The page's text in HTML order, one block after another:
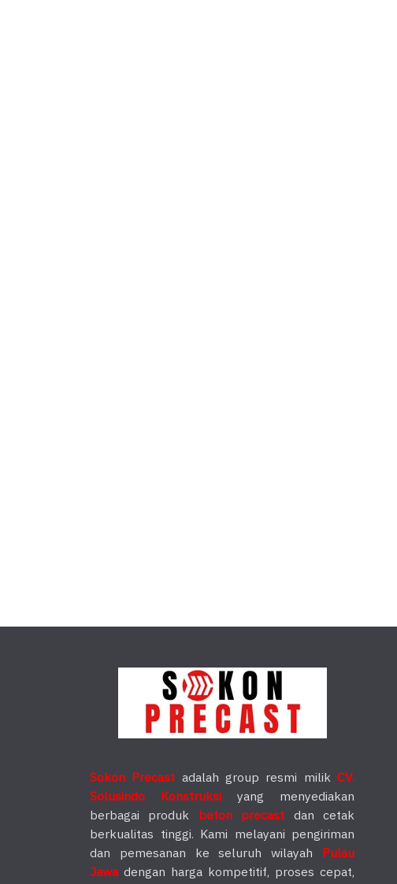
Sokon Precast adalah group resmi milikCV.
Solusindo Konstruksi yang menyediakan
berbagai produk beton precast dan cetak
berkualitas tinggi. Kami melayani pengiriman
dan pemesanan ke seluruh wilayah Pulau
Jawadengan harga kompetitif, proses cepat,